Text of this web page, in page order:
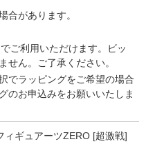
があります。
ご利用いただけます。ビッ
せん。ご了承ください。
でラッピングをご希望の場合
のお申込みをお願いいたしま
ギュアーツZERO [超激戦]